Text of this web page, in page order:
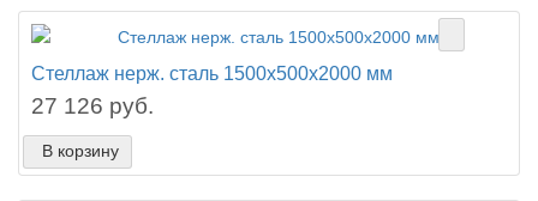
Стеллаж нерж. сталь 1500х500х2000 мм
27 126 руб.
В корзину